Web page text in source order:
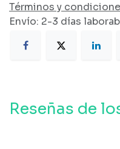
Términos y
Envío: 2-3 días
Reseñas de